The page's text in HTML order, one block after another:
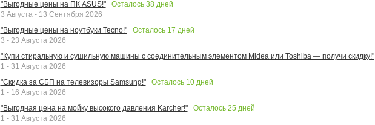
"Выгодные цены на ПК ASUS!"
Осталось 38дней
3 Августа - 13 Сентября 2026
"Выгодные цены на ноутбуки Tecno!"
Осталось 17 дней
3 - 23 Августа 2026
"Купи стиральную и сушильную машины с соединительным элементом Midea или Toshiba — получи скидку!"
1 - 31 Августа 2026
"Скидка за СБП на телевизоры Samsung!"
Осталось 10дней
1 - 16 Августа 2026
"Выгодная цена на мойку высокого давления Karcher!"
Осталось 25 дней
1 - 31 Августа 2026